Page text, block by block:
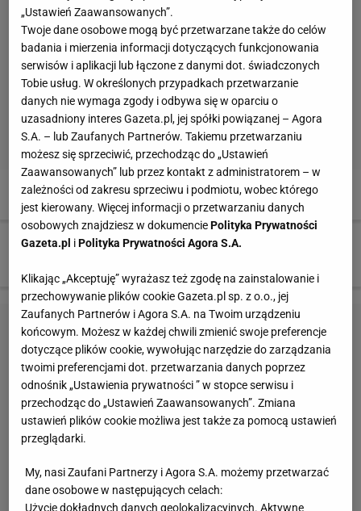
2 z 10
3 z 10
„Ustawień Zaawansowanych”.
Twoje dane osobowe mogą być przetwarzane także do celów
badania i mierzenia informacji dotyczących funkcjonowania
serwisów i aplikacji lub łączone z danymi dot. świadczonych
Tobie usług. W określonych przypadkach przetwarzanie
danych nie wymaga zgody i odbywa się w oparciu o
uzasadniony interes Gazeta.pl, jej spółki powiązanej – Agora
S.A. – lub Zaufanych Partnerów. Takiemu przetwarzaniu
możesz się sprzeciwić, przechodząc do „Ustawień
Zaawansowanych” lub przez kontakt z administratorem – w
zależności od zakresu sprzeciwu i podmiotu, wobec którego
jest kierowany. Więcej informacji o przetwarzaniu danych
osobowych znajdziesz w dokumenciePolityka Prywatności
Gazeta.pl iPolityka Prywatności Agora S.A.
Klikając „Akceptuję” wyrażasz też zgodę na zainstalowanie i
przechowywanie plików cookie Gazeta.pl sp. z o.o., jej
Zaufanych Partnerów i Agora S.A. na Twoim urządzeniu
końcowym. Możesz w każdej chwili zmienić swoje preferencje
dotyczące plików cookie, wywołując narzędzie do zarządzania
twoimi preferencjami dot. przetwarzania danych poprzez
odnośnik „Ustawienia prywatności ” w stopce serwisu i
przechodząc do „Ustawień Zaawansowanych”. Zmiana
ustawień plików cookie możliwa jest także za pomocą ustawień
przeglądarki.
My, nasi Zaufani Partnerzy i Agora S.A. możemy przetwarzać
dane osobowe w następujących celach:
Użycie dokładnych danych geolokalizacyjnych. Aktywne